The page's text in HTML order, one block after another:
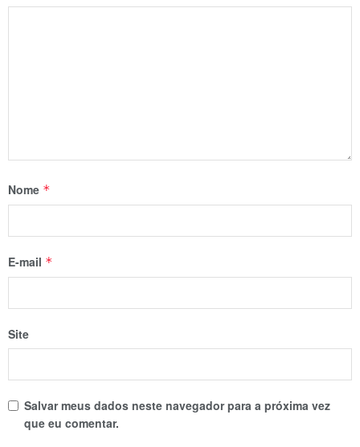
Nome *
E-mail *
Site
Salvar meus dados neste navegador para a próxima vez
que eu comentar.